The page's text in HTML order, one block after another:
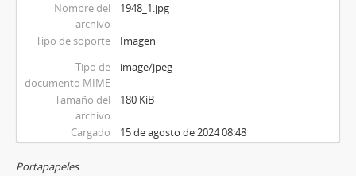
Nombre del
archivo
1948_1.jpg
Tipo de soporte
Imagen
Tipo de
documento MIME
image/jpeg
Tamaño del
archivo
180 KiB
Cargado 15 de agosto de 2024 08:48
Portapapeles